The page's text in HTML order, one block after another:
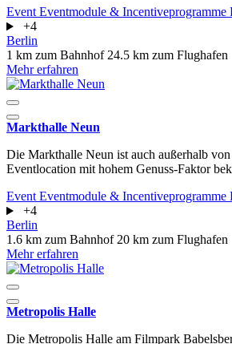
Event Eventmodule & Incentiveprogramme
+4
Berlin
1 km zum Bahnhof 24.5 km zum Flughafen
Mehr erfahren
Markthalle Neun
Die Markthalle Neun ist auch außerhalb
Eventlocation mit hohem Genuss-Faktor
Event Eventmodule & Incentiveprogramme
+4
Berlin
1.6 km zum Bahnhof 20 km zum Flughafen
Mehr erfahren
Metropolis Halle
Die Metropolis Halle am Filmpark